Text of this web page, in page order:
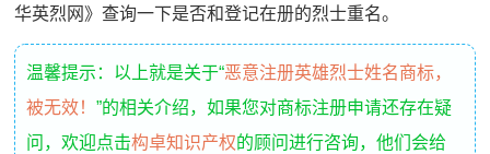
华英烈网》查询一下是否和登记在册的烈士重名。
温馨提示：以上就是关于“恶意注册英雄烈士姓名商标，
被无效！”的相关介绍，如果您对商标注册申请还存在疑
问，欢迎点击构卓知识产权的顾问进行咨询，他们会给